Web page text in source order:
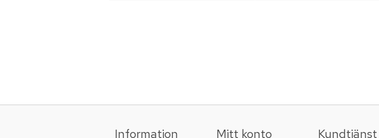
Information Mitt konto Kundtjänst